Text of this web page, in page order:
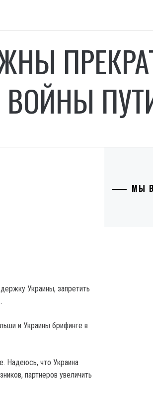
Украины, запретить
и Украины брифинге в
Надеюсь, что Украина
партнеров увеличить
МЫ В